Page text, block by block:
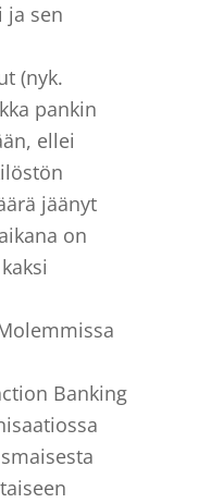
ja sen
(nyk.
pankin
ellei
jäänyt
on
Banking